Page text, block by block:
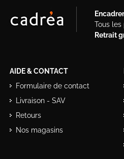
Tous
Retrait
AIDE & CONTACT
Formulaire de contact
Livraison - SAV
Retours
Nos magasins